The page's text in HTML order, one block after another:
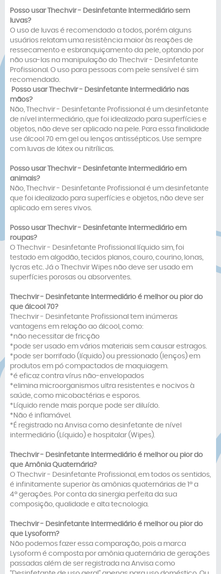
Posso usar Thechvir - Desinfetante Intermediário sem
luvas?
O uso de luvas é recomendado a todos, porém alguns
usuários relatam uma resistência maior às reações de
ressecamento e esbranquiçamento da pele, optando por
não usa-las na manipulação do Thechvir - Desinfetante
Profissional. O uso para pessoas com pele sensível é sim
recomendado.
Posso usar
Thechvir - Desinfetante Intermediário nas
mãos?
Não, Thechvir - Desinfetante Profissional é um desinfetante
de nível intermediário, que foi idealizado para superfícies e
objetos, não deve ser aplicado na pele. Para essa finalidade
use álcool 70 em gel ou lenços antissépticos. Use sempre
com luvas de látex ou nitrílicas.
Posso usar Thechvir - Desinfetante Intermediário em
animais?
Não, Thechvir - Desinfetante Profissional é um desinfetante
que foi idealizado para superfícies e objetos, não deve ser
aplicado em seres vivos.
Posso usar Thechvir - Desinfetante Intermediário em
roupas?
O Thechvir - Desinfetante Profissional líquido sim, foi
testado em algodão, tecidos planos, couro, courino, lonas,
lycras etc. Já o Thechvir Wipes não deve ser usado em
superfícies porosas ou absorventes.
Thechvir - Desinfetante Intermediário é melhor ou pior do
que álcool 70?
Thechvir - Desinfetante Profissional tem inúmeras
vantagens em relação ao álcool, como:
*não necessitar de fricção
*pode ser usado em vários materiais sem causar estragos.
*pode ser borrifado (líquido) ou pressionado (lenços) em
produtos em pó compactados de maquiagem.
*é eficaz contra vírus não-envelopados
*elimina microorganismos ultra resistentes e nocivos à
saúde, como micobactérias e esporos.
*Líquido rende mais porque pode ser diluído.
*Não é inflamável.
*É registrado na Anvisa como desinfetante de nível
intermediário (Líquido) e hospitalar (Wipes).
Thechvir - Desinfetante Intermediário é melhor ou pior do
que Amônia Quaternária?
O Thechvir - Desinfetante Profissional, em todos os sentidos,
é infinitamente superior às amônias quaternárias de 1ª a
4ª gerações. Por conta da sinergia perfeita da sua
composição, qualidade e alta tecnologia.
Thechvir - Desinfetante Intermediário é melhor ou pior do
que Lysoform?
Não podemos fazer essa comparação, pois a marca
Lysoform é composta por amônia quaternária de gerações
passadas além de ser registrada na Anvisa como